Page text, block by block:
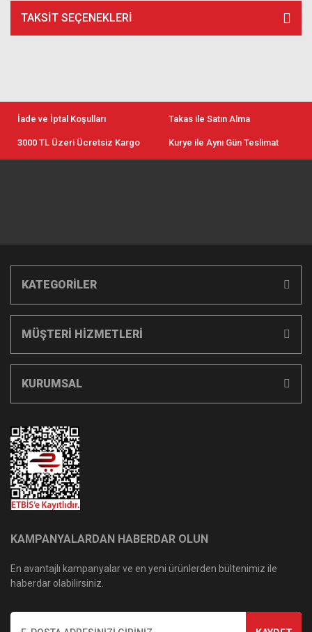
TAKSIT SEÇENEKLERI
İade ve İptal Koşulları Takas ile Satın Alma
3000 TL Üzeri Ücretsiz Kargo Kurye ile Aynı Gün Teslimat
KATEGORİLER
MÜŞTERİ HİZMETLERİ
KURUMSAL
KAMPANYALARDAN HABERDAR OLUN
En avantajlı kampanyalar ve en yeni ürünlerden bültenimiz ile
haberdar olabilirsiniz.